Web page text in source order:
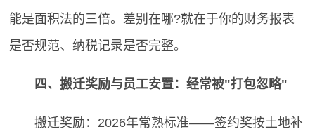
能是面积法的三倍。差别在哪?就在于你的财务报表
是否规范、纳税记录是否完整。
四、搬迁奖励与员工安置：经常被"打包忽略"
搬迁奖励：2026年常熟标准——签约奖按土地补